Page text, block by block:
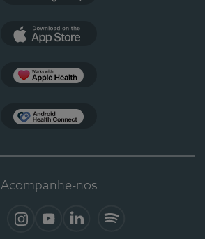
Acompanhe-nos